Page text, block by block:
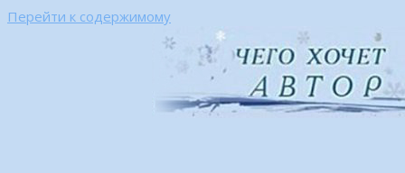
Перейти к содержимому